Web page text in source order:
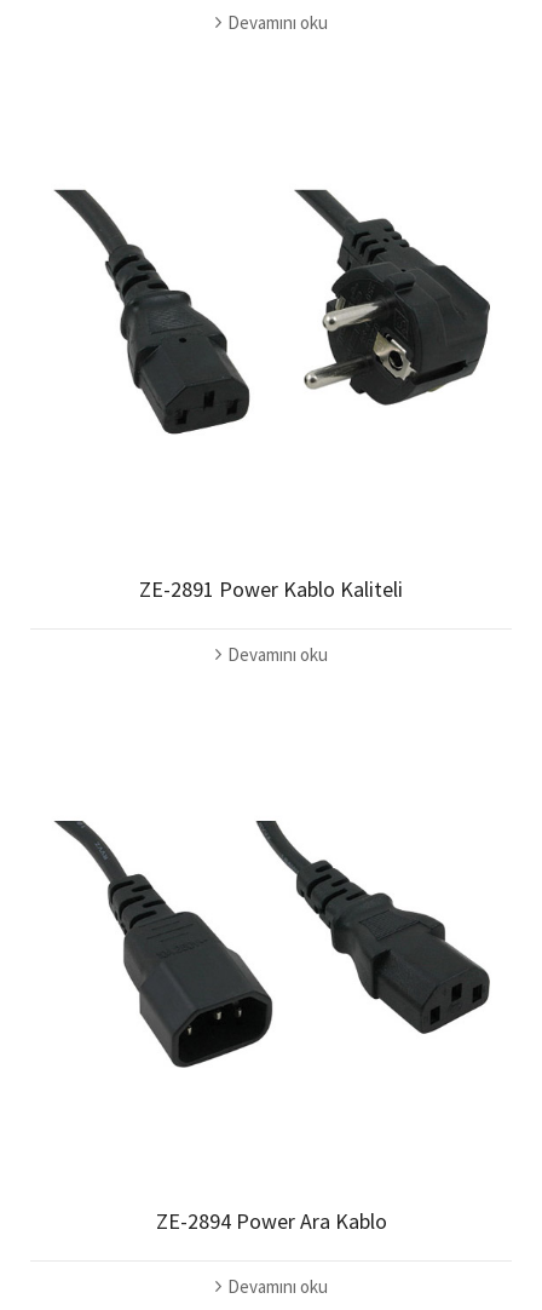
Devamını oku
ZE-2891 Power Kablo Kaliteli
Devamını oku
ZE-2894 Power Ara Kablo
Devamını oku